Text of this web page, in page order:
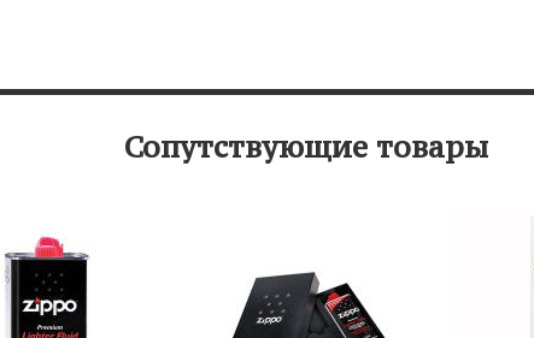
Сопутствующие товары